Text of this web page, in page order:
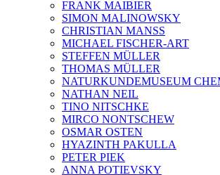
FRANK MAIBIER
SIMON MALINOWSKY
CHRISTIAN MANSS
MICHAEL FISCHER-ART
STEFFEN MÜLLER
THOMAS MÜLLER
NATURKUNDEMUSEUM
NATHAN NEIL
TINO NITSCHKE
MIRCO NONTSCHEW
OSMAR OSTEN
HYAZINTH PAKULLA
PETER PIEK
ANNA POTIEVSKY